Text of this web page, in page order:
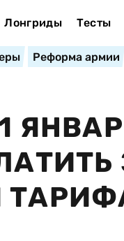
Лонгриды Тесты
Реформа армии